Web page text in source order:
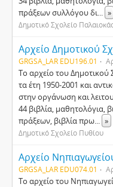
πράξεων συλλόγου δι... »
Δημοτικό Σχολείο
Αρχείο Δημοτικού
GRGSA_LAR EDU196.01
Το αρχείο του Δημοτικού
τα έτη 1950-2001 και
στην οργάνωση και
44 βιβλία, μαθητολόγια,
πράξεων, βιβλία πρω... »
Δημοτικό Σχολείο Πυθίου
GRGSA_LAR EDU074.01
Το αρχείο του